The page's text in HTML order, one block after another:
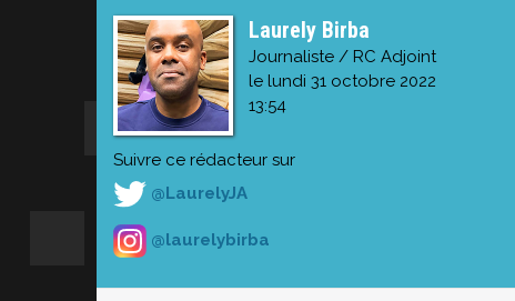
Laurely Birba
Journaliste / RC Adjoint
le lundi 31 octobre 2022
13:54
Suivre ce rédacteur sur
@LaurelyJA
@laurelybirba